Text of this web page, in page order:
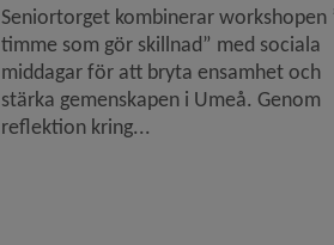
Seniortorget kombinerar workshopen
timme som gör skillnad” med sociala
middagar för att bryta ensamhet och
stärka gemenskapen i Umeå. Genom
reflektion kring...